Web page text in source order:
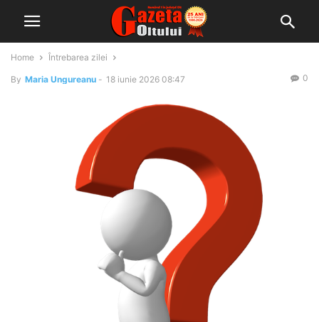
Home Întrebarea zilei
By Maria Ungureanu - 18 iunie 2026 08:47 0